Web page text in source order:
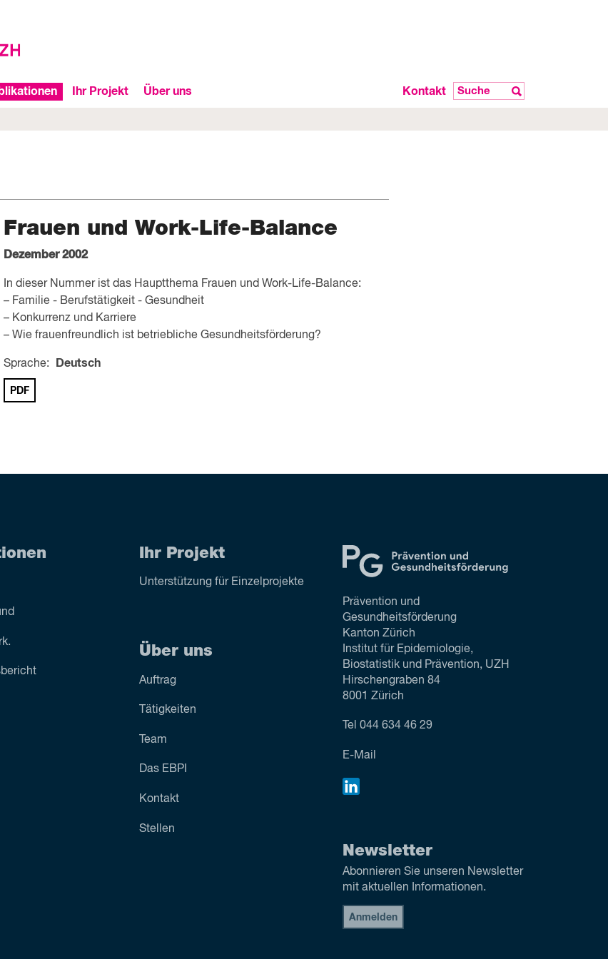
Ihr Projekt Über uns Kontakt
Frauen und Work-Life-Balance
Dezember 2002
In dieser Nummer ist das Hauptthema Frauen und Work-Life-Balance:
– Familie - Berufstätigkeit - Gesundheit
– Konkurrenz und Karriere
– Wie frauenfreundlich ist betriebliche Gesundheitsförderung?
Sprache: Deutsch
PDF
Ihr Projekt
Unterstützung für Einzelprojekte
Über uns
Auftrag
Tätigkeiten
Team
Das EBPI
Kontakt
Stellen
Prävention und
Gesundheitsförderung
Kanton Zürich
Institut für Epidemiologie,
Biostatistik und Prävention, UZH
Hirschengraben 84
8001 Zürich
Tel 044 634 46 29
E-Mail
Newsletter
Abonnieren Sie unseren Newsletter
mit aktuellen Informationen.
Anmelden